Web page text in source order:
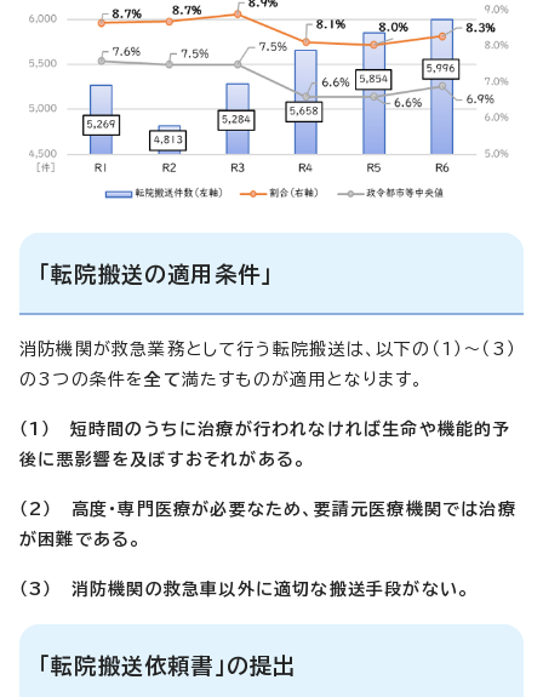
「転院搬送の適用条件」
消防機関が救急業務として行う転院搬送は、以下の（1）～（3）
の3つの条件を全て満たすものが適用となります。
（1） 短時間のうちに治療が行われなければ生命や機能的予
後に悪影響を及ぼすおそれがある。
（2） 高度・専門医療が必要なため、要請元医療機関では治療
が困難である。
（3） 消防機関の救急車以外に適切な搬送手段がない。
「転院搬送依頼書」の提出